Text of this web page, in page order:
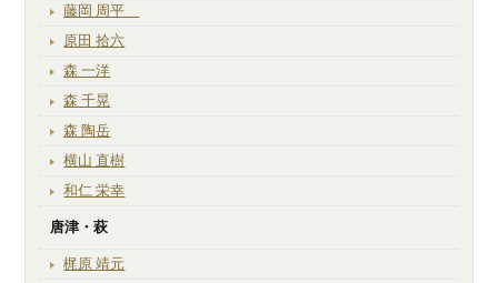
藤岡 周平
原田 拾六
森 一洋
森 千晃
森 陶岳
横山 直樹
和仁 栄幸
唐津・萩
梶原 靖元